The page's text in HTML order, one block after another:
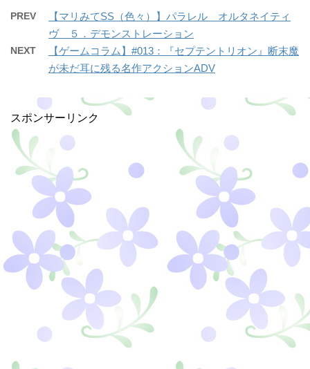
PREV
【マリみてSS（色々）】パラレル オルタネイティ
ヴ ５．デモンストレーション
NEXT
【ゲームコラム】#013：『セプテントリオン』断末魔
が未だ耳に残る名作アクションADV
スポンサーリンク